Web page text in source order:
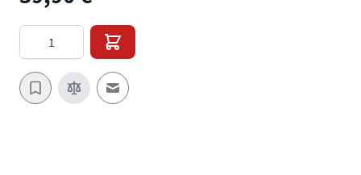
Menge
E-Mail an einen Freund